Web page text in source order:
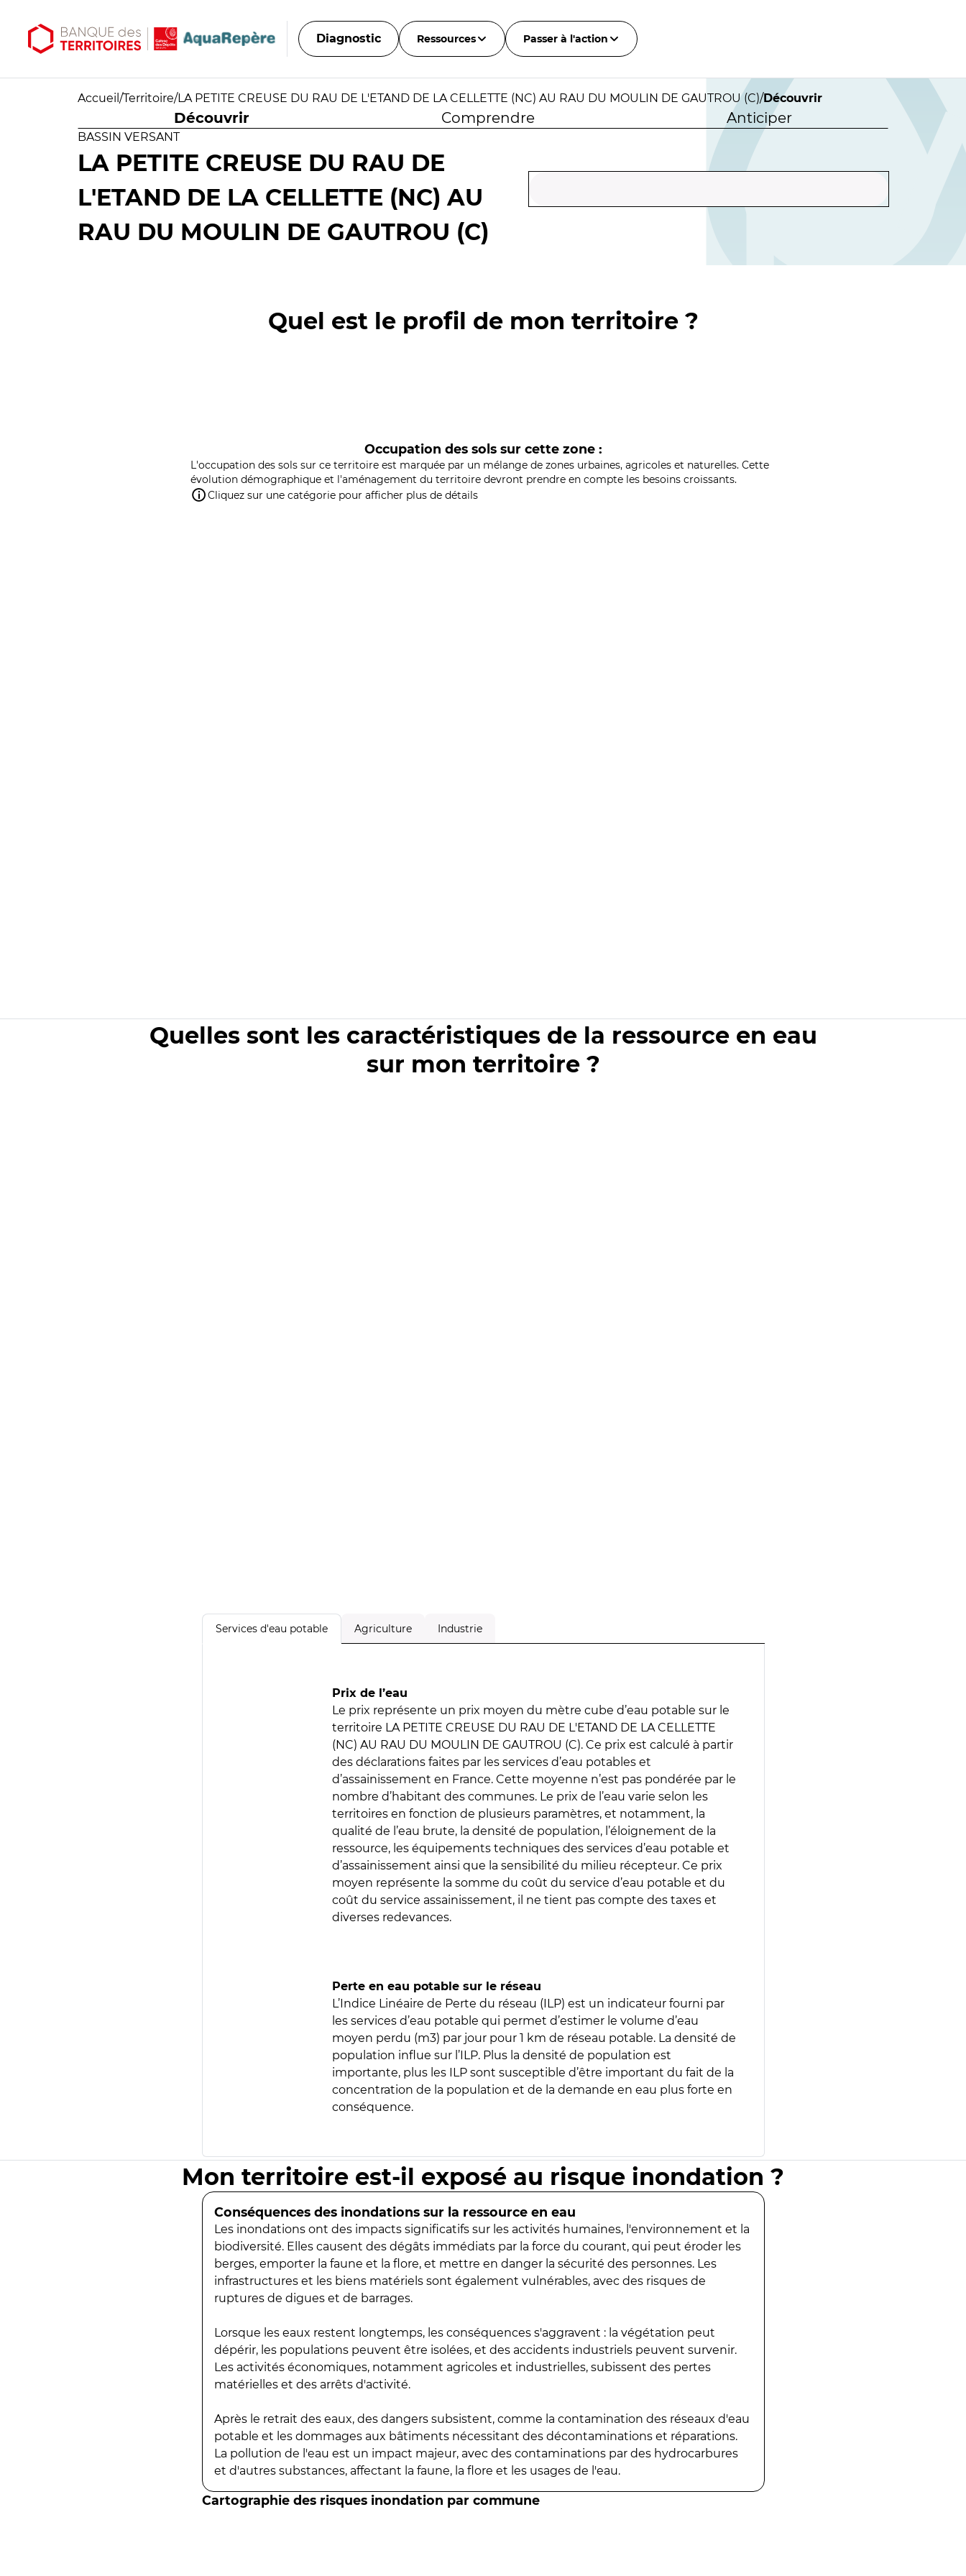
Diagnostic Ressources Passer à l'action
Accueil /Territoire/LA PETITE CREUSE DU RAU DE L'ETAND DE LA CELLETTE (NC) AU RAU DU MOULIN DE GAUTROU (C)/Découvrir
Découvrir Comprendre Anticiper
BASSIN VERSANT
LA PETITE CREUSE DU RAU DE
L'ETAND DE LA CELLETTE (NC) AU
RAU DU MOULIN DE GAUTROU (C)
Quel est le profil de mon territoire ?
Occupation des sols sur cette zone :
L'occupation des sols sur ce territoire est marquée par un mélange de zones urbaines, agricoles et naturelles. Cette
évolution démographique et l'aménagement du territoire devront prendre en compte les besoins croissants.
Cliquez sur une catégorie pour afficher plus de détails
Quelles sont les caractéristiques de la ressource en eau
sur mon territoire ?
Services d'eau potable Agriculture Industrie
Prix de l’eau
Le prix représente un prix moyen du mètre cube d’eau potable sur le
territoire LA PETITE CREUSE DU RAU DE L'ETAND DE LA CELLETTE
(NC) AU RAU DU MOULIN DE GAUTROU (C). Ce prix est calculé à partir
des déclarations faites par les services d’eau potables et
d’assainissement en France. Cette moyenne n’est pas pondérée par le
nombre d’habitant des communes. Le prix de l’eau varie selon les
territoires en fonction de plusieurs paramètres, et notamment, la
qualité de l’eau brute, la densité de population, l’éloignement de la
ressource, les équipements techniques des services d’eau potable et
d’assainissement ainsi que la sensibilité du milieu récepteur. Ce prix
moyen représente la somme du coût du service d’eau potable et du
coût du service assainissement, il ne tient pas compte des taxes et
diverses redevances.
Perte en eau potable sur le réseau
L’Indice Linéaire de Perte du réseau (ILP) est un indicateur fourni par
les services d’eau potable qui permet d’estimer le volume d’eau
moyen perdu (m3) par jour pour 1 km de réseau potable. La densité de
population influe sur l’ILP. Plus la densité de population est
importante, plus les ILP sont susceptible d’être important du fait de la
concentration de la population et de la demande en eau plus forte en
conséquence.
Mon territoire est-il exposé au risque inondation ?
Conséquences des inondations sur la ressource en eau
Les inondations ont des impacts significatifs sur les activités humaines, l'environnement et la
biodiversité. Elles causent des dégâts immédiats par la force du courant, qui peut éroder les
berges, emporter la faune et la flore, et mettre en danger la sécurité des personnes. Les
infrastructures et les biens matériels sont également vulnérables, avec des risques de
ruptures de digues et de barrages.
Lorsque les eaux restent longtemps, les conséquences s'aggravent : la végétation peut
dépérir, les populations peuvent être isolées, et des accidents industriels peuvent survenir.
Les activités économiques, notamment agricoles et industrielles, subissent des pertes
matérielles et des arrêts d'activité.
Après le retrait des eaux, des dangers subsistent, comme la contamination des réseaux d'eau
potable et les dommages aux bâtiments nécessitant des décontaminations et réparations.
La pollution de l'eau est un impact majeur, avec des contaminations par des hydrocarbures
et d'autres substances, affectant la faune, la flore et les usages de l'eau.
Cartographie des risques inondation par commune